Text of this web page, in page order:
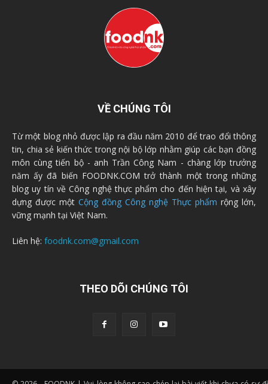
VỀ CHÚNG TÔI
Từ một blog nhỏ được lập ra đầu năm 2010 để trao đổi thông
tin, chia sẻ kiến thức trong nội bộ lớp nhằm giúp các bạn đồng
môn cùng tiến bộ - anh Trần Công Nam - chàng lớp trưởng
năm ấy đã biến FOODNK.COM trở thành một trong những
blog uy tín về Công nghệ thực phẩm cho đến hiện tại, và xây
dựng được một Cộng đồng Công nghệ Thực phẩm rộng lớn,
vững mạnh tại Việt Nam.
Liên hệ: foodnk.com@gmail.com
THEO DÕI CHÚNG TÔI